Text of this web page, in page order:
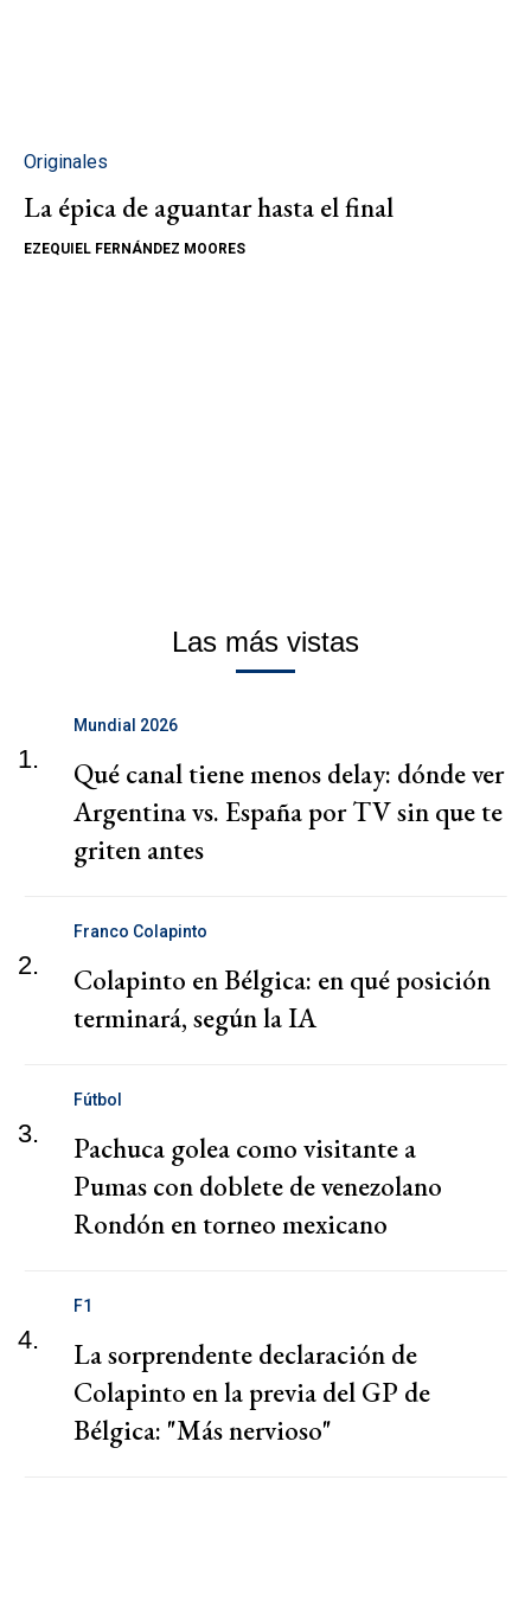
Originales
La épica de aguantar hasta el final
EZEQUIEL FERNÁNDEZ MOORES
Las más vistas
1.
Mundial 2026
Qué canal tiene menos delay: dónde ver
Argentina vs. España por TV sin que te
griten antes
2.
Franco Colapinto
Colapinto en Bélgica: en qué posición
terminará, según la IA
3.
Fútbol
Pachuca golea como visitante a
Pumas con doblete de venezolano
Rondón en torneo mexicano
4.
F1
La sorprendente declaración de
Colapinto en la previa del GP de
Bélgica: "Más nervioso"